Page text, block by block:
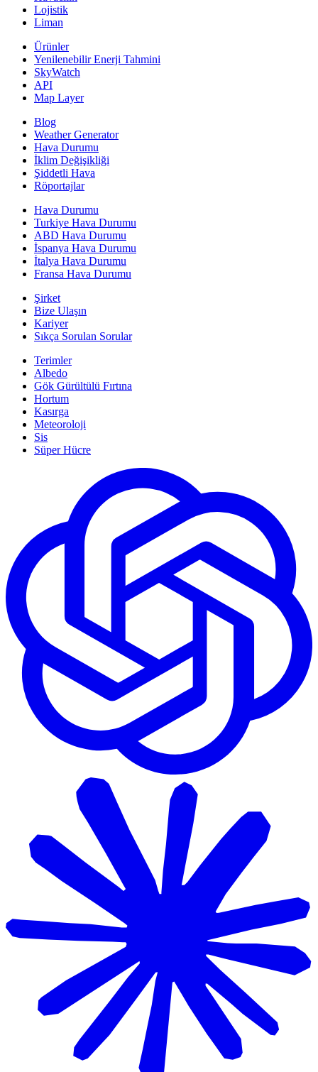
Lojistik
Liman
Ürünler
Yenilenebilir Enerji Tahmini
SkyWatch
API
Map Layer
Blog
Weather Generator
Hava Durumu
İklim Değişikliği
Şiddetli Hava
Röportajlar
Hava Durumu
Turkiye Hava Durumu
ABD Hava Durumu
İspanya Hava Durumu
İtalya Hava Durumu
Fransa Hava Durumu
Şirket
Bize Ulaşın
Kariyer
Sıkça Sorulan Sorular
Terimler
Albedo
Gök Gürültülü Fırtına
Hortum
Kasırga
Meteoroloji
Sis
Süper Hücre